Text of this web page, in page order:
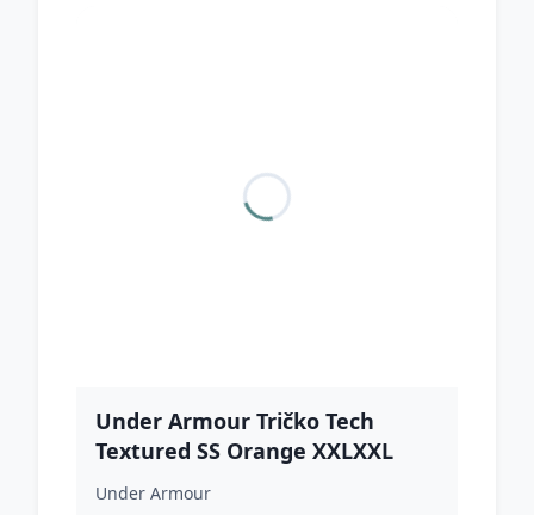
Under Armour Tričko Tech
Textured SS Orange XXLXXL
Under Armour